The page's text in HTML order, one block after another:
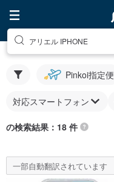
アリエル IPHONE
Pinkoi指定便
対応スマートフォン
の検索結果：18 件
一部自動翻訳されています